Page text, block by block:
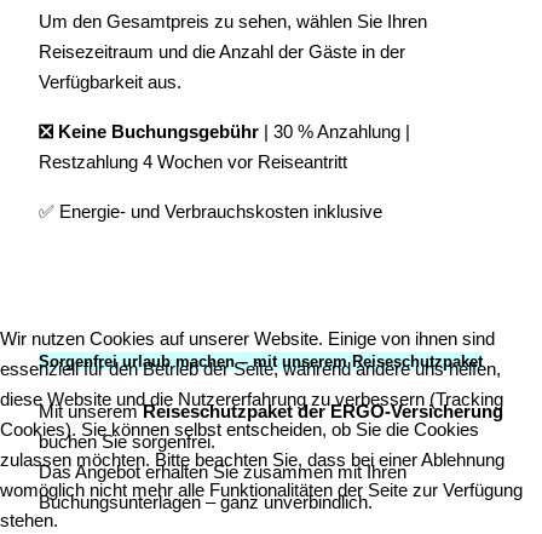
Um den Gesamtpreis zu sehen, wählen Sie Ihren
Reisezeitraum und die Anzahl der Gäste in der
Verfügbarkeit aus.
❎ Keine Buchungsgebühr | 30 % Anzahlung |
Restzahlung 4 Wochen vor Reiseantritt
✅ Energie- und Verbrauchskosten inklusive
Sorgenfrei urlaub machen – mit unserem Reiseschutzpaket
Mit unseremReiseschutzpaket der ERGO-Versicherung
buchen Sie sorgenfrei.
Das Angebot erhalten Sie zusammen mit Ihren
Buchungsunterlagen – ganz unverbindlich.
Wir nutzen Cookies auf unserer Website. Einige von ihnen sind
essenziell für den Betrieb der Seite, während andere uns helfen,
diese Website und die Nutzererfahrung zu verbessern (Tracking
Cookies). Sie können selbst entscheiden, ob Sie die Cookies
zulassen möchten. Bitte beachten Sie, dass bei einer Ablehnung
womöglich nicht mehr alle Funktionalitäten der Seite zur Verfügung
stehen.